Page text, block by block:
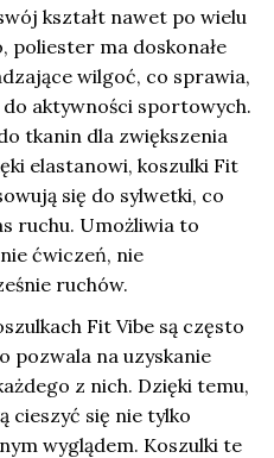
kształt nawet po wielu
poliester ma doskonałe
wilgoć, co sprawia,
do aktywności sportowych.
tkanin dla zwiększenia
elastanowi, koszulki Fit
się do sylwetki, co
ruchu. Umożliwia to
ćwiczeń, nie
ruchów.
Fit Vibe są często
pozwala na uzyskanie
z nich. Dzięki temu,
cieszyć się nie tylko
wyglądem. Koszulki te